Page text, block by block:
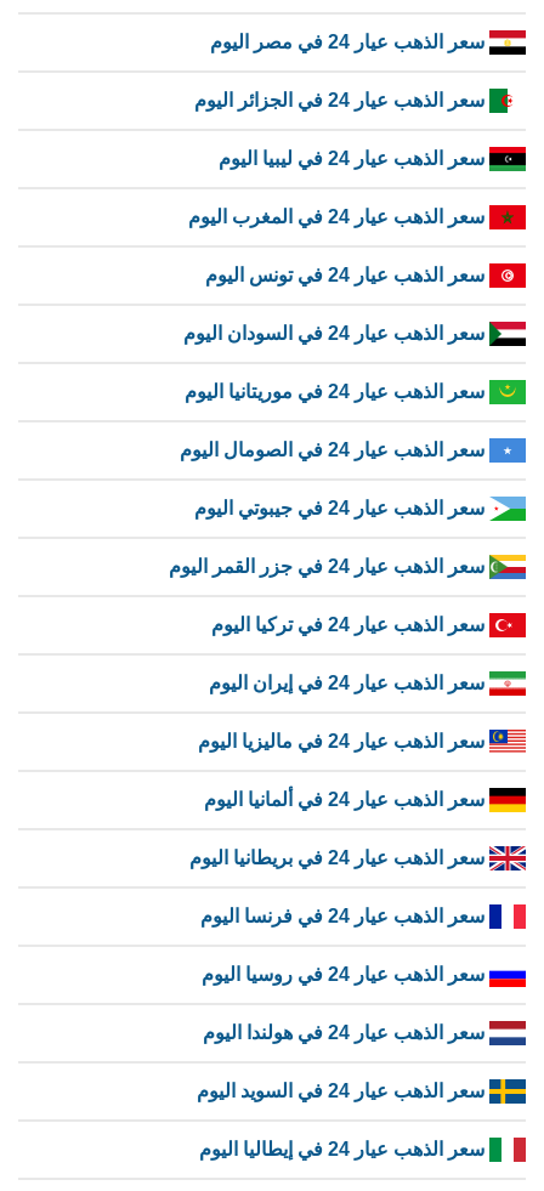
سعر الذهب عيار 24 في مصر اليوم
سعر الذهب عيار 24 في الجزائر اليوم
سعر الذهب عيار 24 في ليبيا اليوم
سعر الذهب عيار 24 في المغرب اليوم
سعر الذهب عيار 24 في تونس اليوم
سعر الذهب عيار 24 في السودان اليوم
سعر الذهب عيار 24 في موريتانيا اليوم
سعر الذهب عيار 24 في الصومال اليوم
سعر الذهب عيار 24 في جيبوتي اليوم
سعر الذهب عيار 24 في جزر القمر اليوم
سعر الذهب عيار 24 في تركيا اليوم
سعر الذهب عيار 24 في إيران اليوم
سعر الذهب عيار 24 في ماليزيا اليوم
سعر الذهب عيار 24 في ألمانيا اليوم
سعر الذهب عيار 24 في بريطانيا اليوم
سعر الذهب عيار 24 في فرنسا اليوم
سعر الذهب عيار 24 في روسيا اليوم
سعر الذهب عيار 24 في هولندا اليوم
سعر الذهب عيار 24 في السويد اليوم
سعر الذهب عيار 24 في إيطاليا اليوم